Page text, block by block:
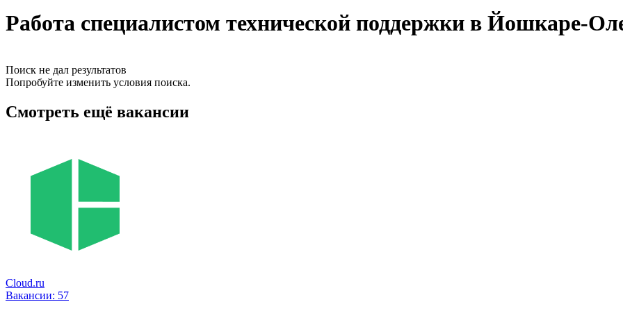
Работа специалистом технической поддержки в Йошкаре-
Поиск не дал результатов
Попробуйте изменить условия поиска.
Смотреть ещё вакансии
Cloud.ru
Вакансии: 57